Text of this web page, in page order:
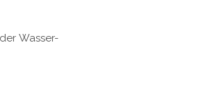
Wasser-